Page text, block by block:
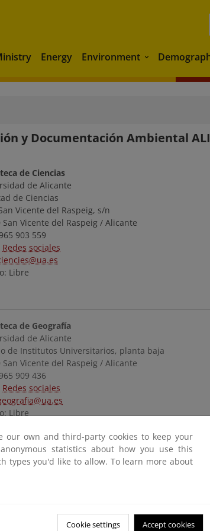
Energy Environment Environment
y Documentación Ambiental
de Ciencias
de Alicante
de Ciencias
Vicente del Raspeig, s/n
San Vicente del Raspeig / Alicante
903 559
Redes sociales
Libre
de Geografía
de Alicante
de Institutos Universitarios, planta baja
San Vicente del Raspeig / Alicante
909 436
Redes sociales
Libre
N 340 Alicante-Murcia, Km. 48-49
de los Magro, s/n
our own and third-party cookies to keep your
statistics about how you use this
types you'd like to allow. To learn more about
Cookie settings Accept cookies